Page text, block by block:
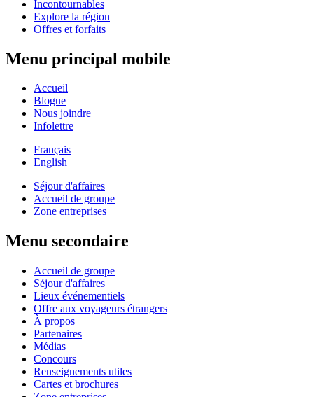
Incontournables
Explore la région
Offres et forfaits
Menu principal mobile
Accueil
Blogue
Nous joindre
Infolettre
Français
English
Séjour d'affaires
Accueil de groupe
Zone entreprises
Menu secondaire
Accueil de groupe
Séjour d'affaires
Lieux événementiels
Offre aux voyageurs étrangers
À propos
Partenaires
Médias
Concours
Renseignements utiles
Cartes et brochures